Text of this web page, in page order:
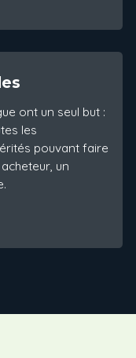
ont un seul but :
les
pouvant faire
un